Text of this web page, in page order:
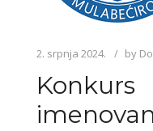
2. srpnja 2024. by